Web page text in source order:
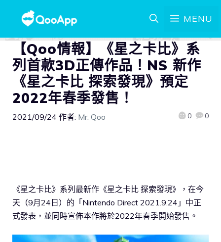
MENU
【Qoo情報】《星之卡比》系
列首款3D正傳作品！NS 新作
《星之卡比 探索發現》預定
2022年春季發售！
2021/09/24 作者: Mr. Qoo 0 0
《星之卡比》系列最新作《星之卡比 探索發現》，在今
天（9月24日）的「Nintendo Direct 2021.9.24」中正
式發表，並同時宣佈本作將於2022年春季開始發售。